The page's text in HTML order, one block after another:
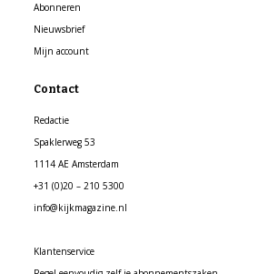
Abonneren
Nieuwsbrief
Mijn account
Contact
Redactie
Spaklerweg 53
1114 AE Amsterdam
+31 (0)20 – 210 5300
info@kijkmagazine.nl
Klantenservice